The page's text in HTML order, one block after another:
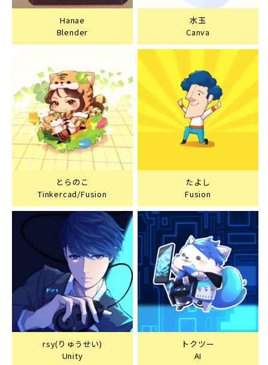
Hanae
Blender
水玉
Canva
とらのこ
Tinkercad/Fusion
たよし
Fusion
rsy(りゅうせい)
Unity
トクツー
AI